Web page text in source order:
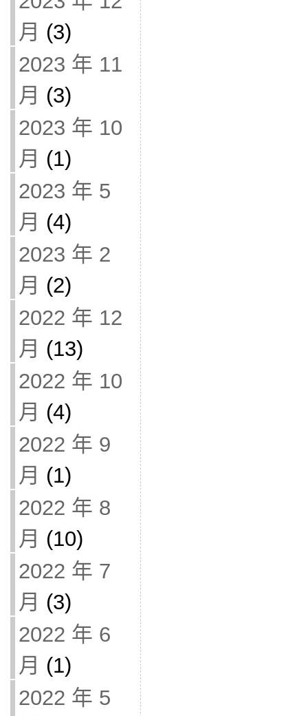
月 (3)
2023 年 11
月 (3)
2023 年 10
月 (1)
2023 年 5
月 (4)
2023 年 2
月 (2)
2022 年 12
月 (13)
2022 年 10
月 (4)
2022 年 9
月 (1)
2022 年 8
月 (10)
2022 年 7
月 (3)
2022 年 6
月 (1)
2022 年 5